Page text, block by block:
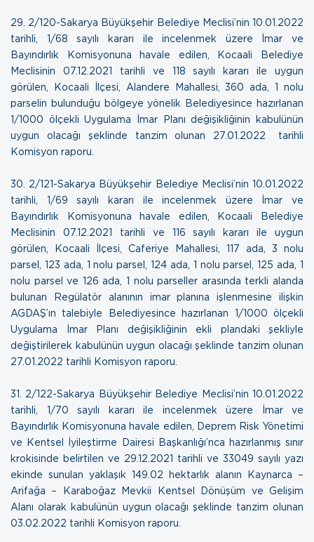
29. 2/120-Sakarya Büyükşehir Belediye Meclisi’nin 10.01.2022
tarihli, 1/68 sayılı kararı ile incelenmek üzere İmar ve
Bayındırlık Komisyonuna havale edilen, Kocaali Belediye
Meclisinin 07.12.2021 tarihli ve 118 sayılı kararı ile uygun
görülen, Kocaali İlçesi, Alandere Mahallesi, 360 ada, 1 nolu
parselin bulunduğu bölgeye yönelik Belediyesince hazırlanan
1/1000 ölçekli Uygulama İmar Planı değişikliğinin kabulünün
uygun olacağı şeklinde tanzim olunan 27.01.2022 tarihli
Komisyon raporu
30.
2/121-Sakarya Büyükşehir Belediye Meclisi’nin 10.01.2022
tarihli, 1/69 sayılı kararı ile incelenmek üzere İmar ve
Bayındırlık Komisyonuna havale edilen, Kocaali Belediye
Meclisinin 07.12.2021 tarihli ve 116 sayılı kararı ile uygun
görülen, Kocaali İlçesi, Caferiye Mahallesi, 117 ada, 3 nolu
parsel, 123 ada, 1 nolu parsel, 124 ada, 1 nolu parsel, 125 ada, 1
nolu parsel ve 126 ada, 1 nolu parseller arasında terkli alanda
bulunan Regülatör alanının imar planına işlenmesine ilişkin
AGDAŞ’ın talebiyle Belediyesince hazırlanan 1/1000 ölçekli
Uygulama İmar Planı değişikliğinin ekli plandaki şekliyle
değiştirilerek kabulünün uygun olacağı şeklinde tanzim olunan
27.01.2022 tarihli Komisyon raporu
31.
2/122-Sakarya Büyükşehir Belediye Meclisi’nin 10.01.2022
tarihli, 1/70 sayılı kararı ile incelenmek üzere İmar ve
Bayındırlık Komisyonuna havale edilen, Deprem Risk Yönetimi
ve Kentsel İyileştirme Dairesi Başkanlığı’nca hazırlanmış sınır
krokisinde belirtilen ve 29.12.2021 tarihli ve 33049 sayılı yazı
ekinde sunulan yaklaşık 149.02 hektarlık alanın Kaynarca –
Arifağa – Karaboğaz Mevkii Kentsel Dönüşüm ve Gelişim
Alanı olarak kabulünün uygun olacağı şeklinde tanzim olunan
03.02.2022 tarihli Komisyon raporu